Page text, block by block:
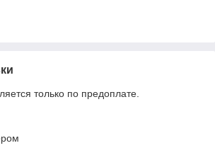
только по предоплате.